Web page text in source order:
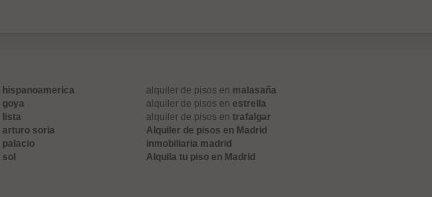
hispanoamerica
goya
lista
arturo soria
palacio
sol
alquiler de pisos en malasaña
alquiler de pisos en estrella
alquiler de pisos en trafalgar
Alquiler de pisos en Madrid
inmobiliaria madrid
Alquila tu piso en Madrid